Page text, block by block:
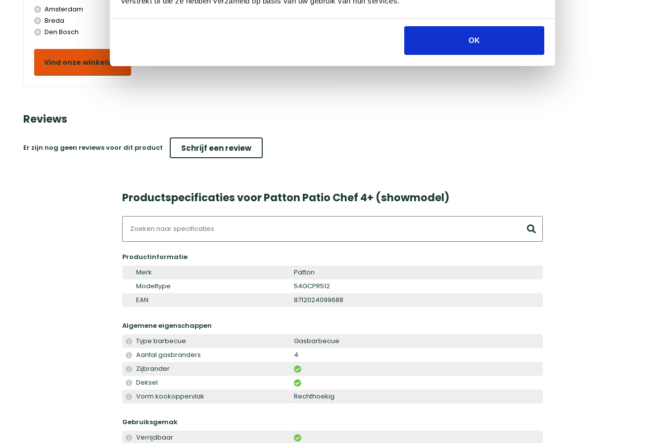
OK
Amsterdam
Breda
Den Bosch
Duiven
Naarden
Vind onze winkels
Reviews
Er zijn nog geen reviews voor dit product Schrijf een review
Productspecificaties voor Patton Patio Chef 4+ (showmodel)
Productinformatie
Merk
Patton
Modeltype
54GCPR512
EAN
8712024099688
Algemene eigenschappen
Type barbecue
Gasbarbecue
Aantal gasbranders
4
Zijbrander
Deksel
Vorm kookoppervlak
Rechthoekig
Gebruiksgemak
Verrijdbaar